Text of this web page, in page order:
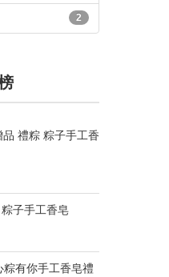
2
禮粽 粽子手工香
子手工香皂
粽有你手工香皂禮